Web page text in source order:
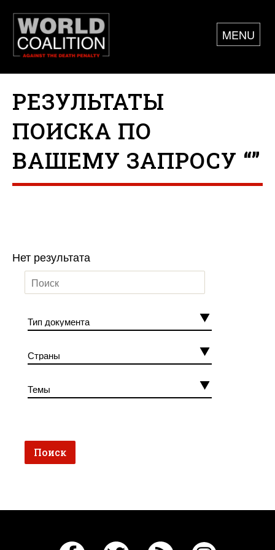
MENU
РЕЗУЛЬТАТЫ
ПОИСКА ПО
ВАШЕМУ ЗАПРОСУ “”
Нет результата